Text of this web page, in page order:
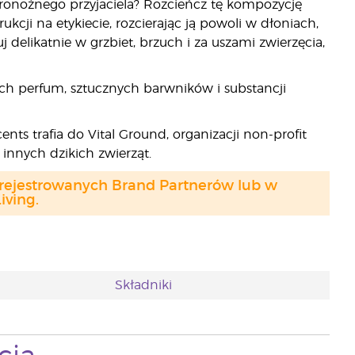
przyjaciela? Rozcieńcz tę kompozycję
na etykiecie, rozcierając ją powoli w dłoniach,
delikatnie w grzbiet, brzuch i za uszami zwierzęcia,
perfum, sztucznych barwników i substancji
trafia do Vital Ground, organizacji non-profit
dzikich zwierząt.
Brand Partnerów lub w
Składniki